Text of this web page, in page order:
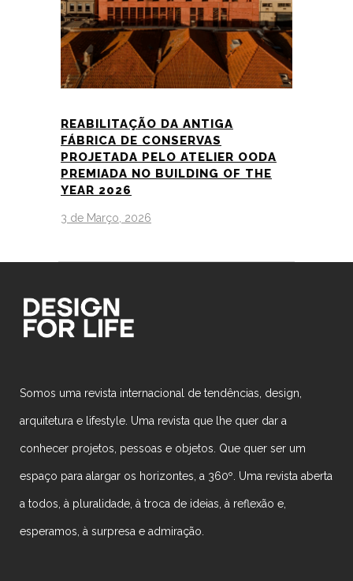
REABILITAÇÃO DA ANTIGA
FÁBRICA DE CONSERVAS
PROJETADA PELO ATELIER OODA
PREMIADA NO BUILDING OF THE
YEAR 2026
3 de Março, 2026
Somos uma revista internacional de tendências, design,
arquitetura e lifestyle. Uma revista que lhe quer dar a
conhecer projetos, pessoas e objetos. Que quer ser um
espaço para alargar os horizontes, a 360º. Uma revista aberta
a todos, à pluralidade, à troca de ideias, à reflexão e,
esperamos, à surpresa e admiração.